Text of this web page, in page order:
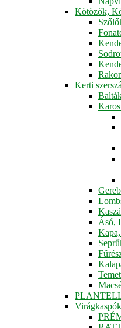
Kötözők,
Kerti
Ásó,